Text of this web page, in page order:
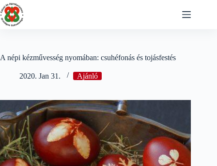
Skip
to
content
A népi kézművesség nyomában: csuhéfonás és tojásfestés
2020. Jan 31. Ajánló